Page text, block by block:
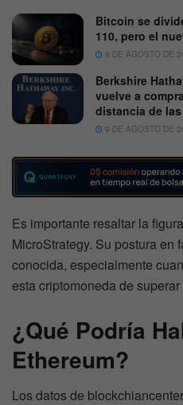
Bitcoin se
110, pero el
9 DE AGOSTO DE
Berkshire
vuelve a
distancia de
9 DE AGOSTO DE
Es importante resaltar la
MicroStrategy. Su postura en
conocida, especialmente
esta criptomoneda de
¿Qué Podría
Ethereum?
Los datos de